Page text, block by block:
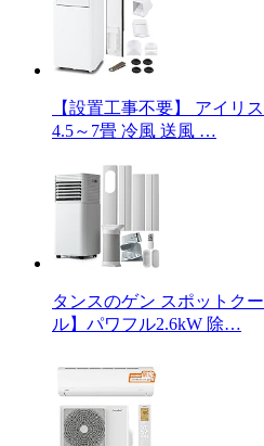
【設置工事不要】 アイリ
4.5～7畳 冷風 送風 …
タンスのゲン スポットク
ル】パワフル2.6kW 除…